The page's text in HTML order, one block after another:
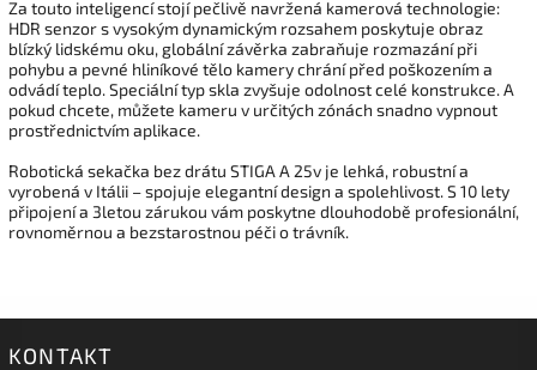
Za touto inteligencí stojí pečlivě navržená kamerová technologie:
HDR senzor s vysokým dynamickým rozsahem poskytuje obraz
blízký lidskému oku, globální závěrka zabraňuje rozmazání při
pohybu a pevné hliníkové tělo kamery chrání před poškozením a
odvádí teplo. Speciální typ skla zvyšuje odolnost celé konstrukce. A
pokud chcete, můžete kameru v určitých zónách snadno vypnout
prostřednictvím aplikace.
Robotická sekačka bez drátu STIGA A 25v je lehká, robustní a
vyrobená v Itálii – spojuje elegantní design a spolehlivost. S 10 lety
připojení a 3letou zárukou vám poskytne dlouhodobě profesionální,
rovnoměrnou a bezstarostnou péči o trávník.
KONTAKT